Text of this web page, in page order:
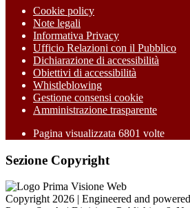
Cookie policy
Note legali
Informativa Privacy
Ufficio Relazioni con il Pubblico
Dichiarazione di accessibilità
Obiettivi di accessibilità
Whistleblowing
Gestione consensi cookie
Amministrazione trasparente
Pagina visualizzata 6801 volte
Sezione Copyright
Copyright 2026 | Engineered and